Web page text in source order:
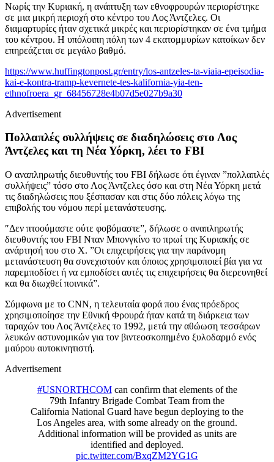
Νωρίς την Κυριακή, η ανάπτυξη των εθνοφρουρών περιορίστηκε
σε μια μικρή περιοχή στο κέντρο του Λος Άντζελες. Οι
διαμαρτυρίες ήταν σχετικά μικρές και περιορίστηκαν σε ένα τμήμα
του κέντρου. Η υπόλοιπη πόλη των 4 εκατομμυρίων κατοίκων δεν
επηρεάζεται σε μεγάλο βαθμό.
https://www.huffingtonpost.gr/entry/los-antzeles-ta-viaia-epeisodia-
kai-e-kontra-tramp-kevernete-tes-kalifornia-yia-ten-
ethnofroera_gr_68456728e4b07d5e027b9a30
Advertisement
Πολλαπλές συλλήψεις σε διαδηλώσεις στο Λος
Άντζελες και τη Νέα Υόρκη, λέει το FBI
Ο αναπληρωτής διευθυντής του FBI δήλωσε ότι έγιναν ”πολλαπλές
συλλήψεις” τόσο στο Λος Άντζελες όσο και στη Νέα Υόρκη μετά
τις διαδηλώσεις που ξέσπασαν και στις δύο πόλεις λόγω της
επιβολής του νόμου περί μετανάστευσης.
″Δεν πτοούμαστε ούτε φοβόμαστε”, δήλωσε ο αναπληρωτής
διευθυντής του FBI Νταν Μπονγκίνο το πρωί της Κυριακής σε
ανάρτησή του στο X. ”Οι επιχειρήσεις για την παράνομη
μετανάστευση θα συνεχιστούν και όποιος χρησιμοποιεί βία για να
παρεμποδίσει ή να εμποδίσει αυτές τις επιχειρήσεις θα διερευνηθεί
και θα διωχθεί ποινικά”.
Σύμφωνα με το CNN, η τελευταία φορά που ένας πρόεδρος
χρησιμοποίησε την Εθνική Φρουρά ήταν κατά τη διάρκεια των
ταραχών του Λος Άντζελες το 1992, μετά την αθώωση τεσσάρων
λευκών αστυνομικών για τον βιντεοσκοπημένο ξυλοδαρμό ενός
μαύρου αυτοκινητιστή.
Advertisement
#USNORTHCOMcan confirm that elements of the
79th Infantry Brigade Combat Team from the
California National Guard have begun deploying to the
Los Angeles area, with some already on the ground.
Additional information will be provided as units are
identified and deployed.
pic.twitter.com/BxqZM2YG1G